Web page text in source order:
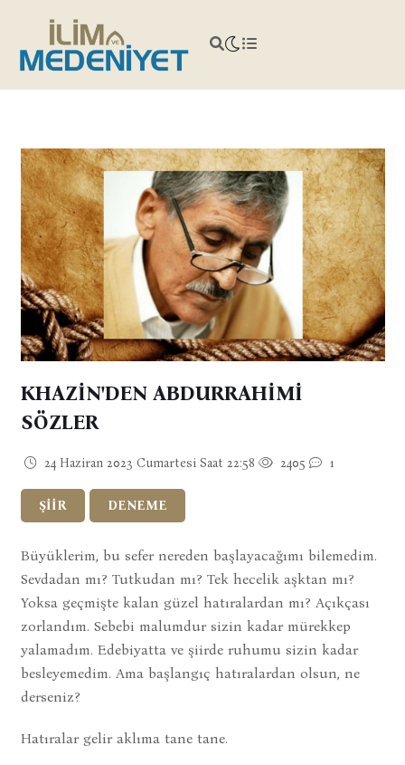
KHAZİN'DEN ABDURRAHİMİ
SÖZLER
24 Haziran 2023 Cumartesi Saat 22:58 2405 1
ŞİİR DENEME
Büyüklerim, bu sefer nereden başlayacağımı bilemedim.
Sevdadan mı? Tutkudan mı? Tek hecelik aşktan mı?
Yoksa geçmişte kalan güzel hatıralardan mı? Açıkçası
zorlandım. Sebebi malumdur sizin kadar mürekkep
yalamadım. Edebiyatta ve şiirde ruhumu sizin kadar
besleyemedim. Ama başlangıç hatıralardan olsun, ne
derseniz?
Hatıralar gelir aklıma tane tane.